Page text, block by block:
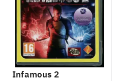
Infamous 2